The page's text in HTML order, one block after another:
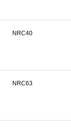
NRC40
NRC63